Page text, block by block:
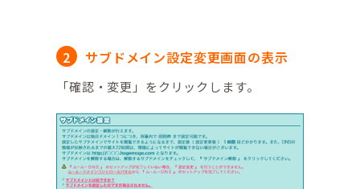
サブドメイン設定変更画面の表示
「確認・変更」をクリックします。